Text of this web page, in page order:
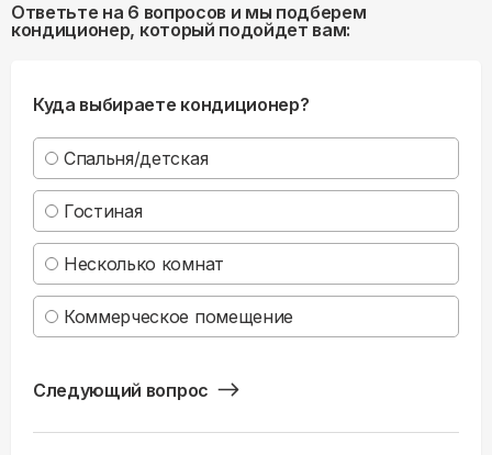
Ответьте на 6 вопросов и мы подберем
кондиционер, который подойдет вам:
Куда выбираете кондиционер?
Спальня/детская
Гостиная
Несколько комнат
Коммерческое помещение
Следующий вопрос